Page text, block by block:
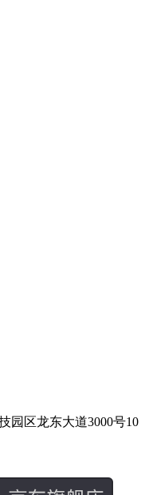
园区龙东大道3000号10